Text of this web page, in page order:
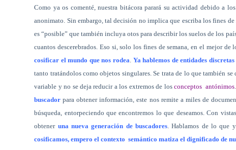
Como ya os comenté, nuestra bitácora parará su actividad debido a
anonimato. Sin embargo, tal decisión no implica que escriba los fines
es “posible” que también incluya otos para describir los suelos de los
cuantos descerebrados. Eso si, solo los fines de semana, en el mejor
cosificar el mundo que nos rodea. Ya hablemos de entidades
tanto tratándolos como objetos singulares. Se trata de lo que también se
variable y no se deja reducir a los extremos de losconceptos antónimos
buscador para obtener información, este nos remite a miles de
búsqueda, entorpeciendo que encontremos lo que deseamos. Con
obtener una nueva generación de buscadores. Hablamos de lo que
cosificamos, empero el contexto semántico matiza el dignificado de